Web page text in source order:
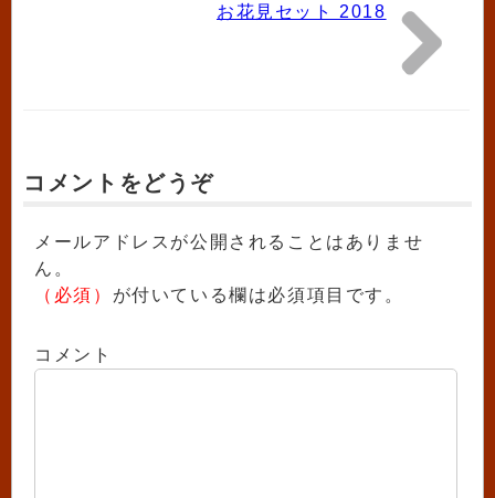
お花見セット 2018
コメントをどうぞ
メールアドレスが公開されることはありませ
ん。
（必須） が付いている欄は必須項目です。
コメント